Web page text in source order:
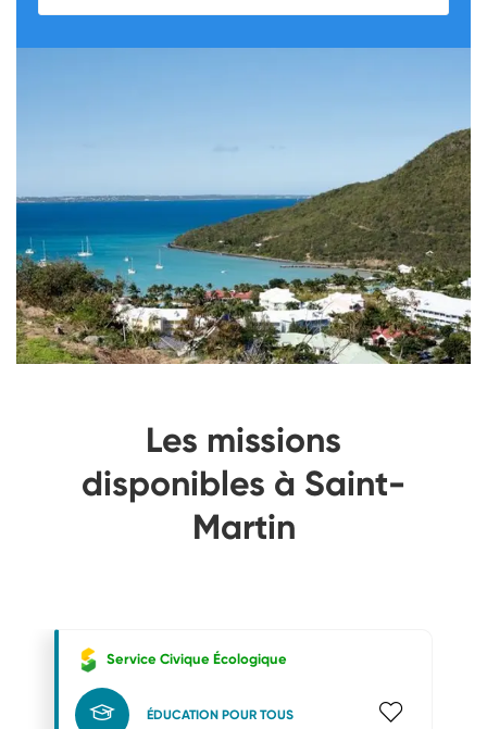
Les missions
disponibles à Saint-
Martin
Service Civique Écologique
ÉDUCATION POUR TOUS